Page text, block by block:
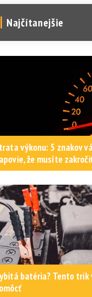
Najčítanejšie
výkonu: 5 znakov
že musíte
batéria? Tento trik